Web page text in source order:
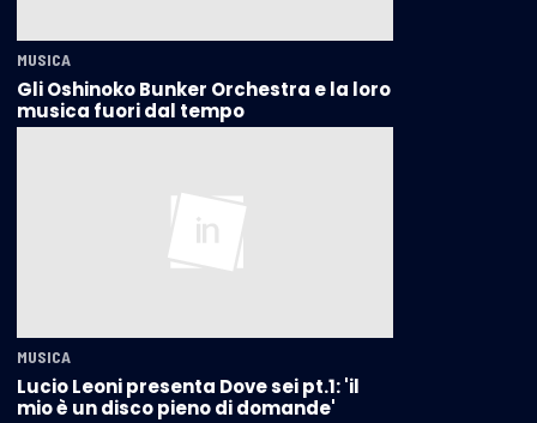
MUSICA
Gli Oshinoko Bunker Orchestra e la loro
musica fuori dal tempo
MUSICA
Lucio Leoni presenta Dove sei pt.1: 'il
mio è un disco pieno di domande'